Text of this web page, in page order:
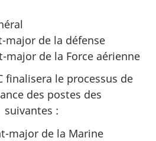
major de la défense
major de la Force aérienne
finalisera le processus de
des postes des
suivantes :
major de la Marine